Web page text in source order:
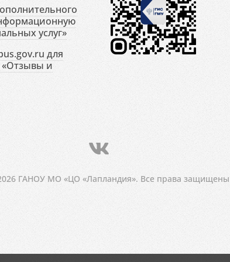
услуг»
для
«Отзывы и
ГАНОУ МО «ЦО «Лапландия». Все права